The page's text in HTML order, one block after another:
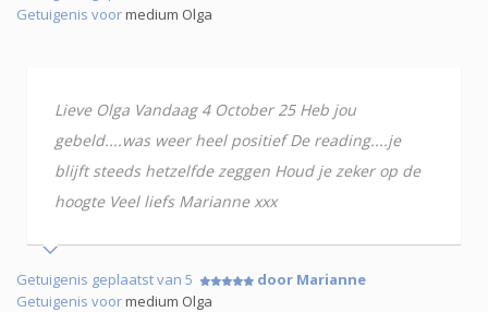
Getuigenis voormedium Olga
Lieve Olga Vandaag 4 October 25 Heb jou
gebeld....was weer heel positief De reading....je
blijft steeds hetzelfde zeggen Houd je zeker op de
hoogte Veel liefs Marianne xxx
Getuigenis geplaatst van 5
door Marianne
Getuigenis voormedium Olga